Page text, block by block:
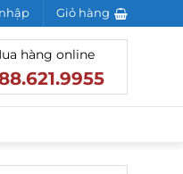
Giỏ hàng
hàng online